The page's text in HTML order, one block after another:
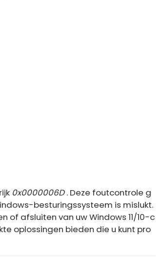
0x0000006D. Deze foutcontrole g
besturingssysteem is mislukt.
of afsluiten van uw Windows 11/10-c
oplossingen bieden die u kunt pro